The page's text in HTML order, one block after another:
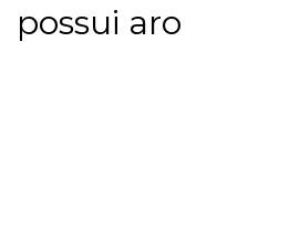
possui aro
Confira a